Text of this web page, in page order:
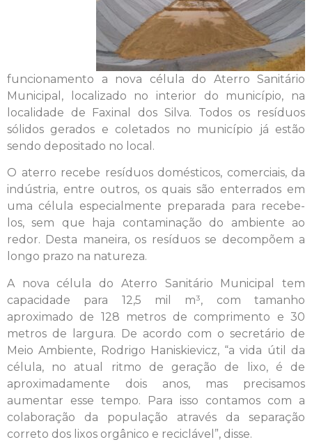
funcionamento a nova célula do Aterro Sanitário
Municipal, localizado no interior do município, na
localidade de Faxinal dos Silva. Todos os resíduos
sólidos gerados e coletados no município já estão
sendo depositado no local.
O aterro recebe resíduos domésticos, comerciais, da
indústria, entre outros, os quais são enterrados em
uma célula especialmente preparada para recebe-
los, sem que haja contaminação do ambiente ao
redor. Desta maneira, os resíduos se decompõem a
longo prazo na natureza.
A nova célula do Aterro Sanitário Municipal tem
capacidade para 12,5 mil m³, com tamanho
aproximado de 128 metros de comprimento e 30
metros de largura. De acordo com o secretário de
Meio Ambiente, Rodrigo Haniskievicz, “a vida útil da
célula, no atual ritmo de geração de lixo, é de
aproximadamente dois anos, mas precisamos
aumentar esse tempo. Para isso contamos com a
colaboração da população através da separação
correto dos lixos orgânico e reciclável”, disse.